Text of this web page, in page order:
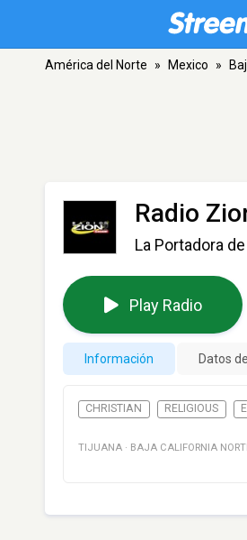
América del Norte » Mexico »
Radio
La Portadora
Play Radio
Información Datos
CHRISTIAN RELIGIOUS
TIJUANA · BAJA CALIFORNIA